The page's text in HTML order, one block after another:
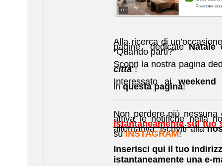
Alla ricerca di
pagine dedicateNatale
“Quando parti?”
Scopri la nostra pagina
città“!
Interessato ai weekend
inquesta pagina!
Non perdere più
attiva le notifiche nella
istantaneamente sul tuo
alternativa, iscriviti alla
su INSTAGRAM!
Inserisci qui il tuo
istantaneamente una e-